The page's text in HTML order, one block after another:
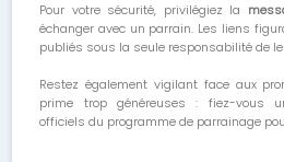
Pour votre sécurité, privilégiez la
échanger avec un parrain. Les liens
publiés sous la seule responsabilité de
Restez également vigilant face aux
prime trop généreuses : fiez-vous
officiels du programme de parrainage